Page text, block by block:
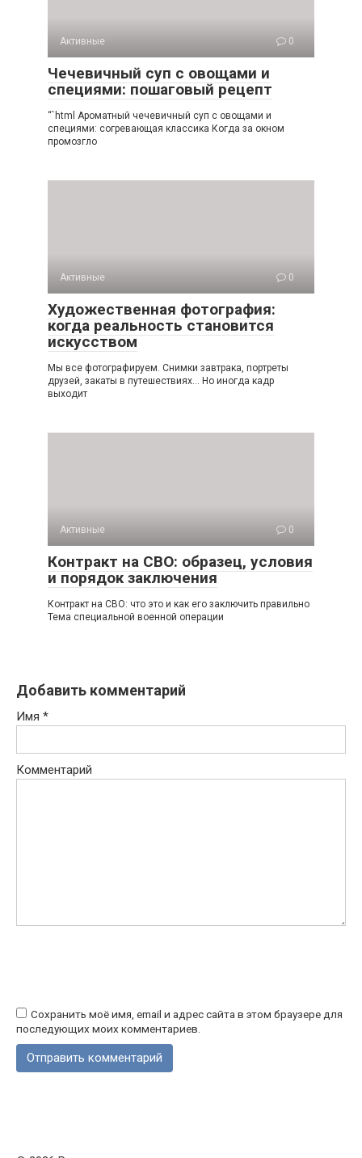
Активные 0
Чечевичный суп с овощами и
специями: пошаговый рецепт
“`html Ароматный чечевичный суп с овощами и
специями: согревающая классика Когда за окном
промозгло
Активные 0
Художественная фотография:
когда реальность становится
искусством
Мы все фотографируем. Снимки завтрака, портреты
друзей, закаты в путешествиях… Но иногда кадр
выходит
Активные 0
Контракт на СВО: образец, условия
и порядок заключения
Контракт на СВО: что это и как его заключить правильно
Тема специальной военной операции
Добавить комментарий
Имя *
Комментарий
Сохранить моё имя, email и адрес сайта в этом браузере для
последующих моих комментариев.